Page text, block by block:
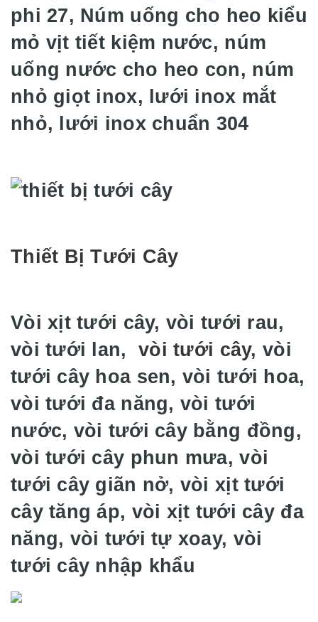
phi 27, Núm uống cho heo kiểu
mỏ vịt tiết kiệm nước, núm
uống nước cho heo con, núm
nhỏ giọt inox, lưới inox mắt
nhỏ, lưới inox chuẩn 304
Thiết Bị Tưới Cây
Vòi xịt tưới cây, vòi tưới rau,
vòi tưới lan,vòi tưới cây, vòi
tưới cây hoa sen, vòi tưới hoa,
vòi tưới đa năng, vòi tưới
nước, vòi tưới cây bằng đồng,
vòi tưới cây phun mưa, vòi
tưới cây giãn nở, vòi xịt tưới
cây tăng áp, vòi xịt tưới cây đa
năng, vòi tưới tự xoay, vòi
tưới cây nhập khẩu